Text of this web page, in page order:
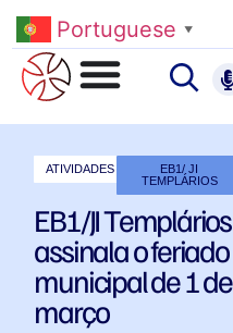
Portuguese ▼
ATIVIDADES
EB1/ JI
TEMPLÁRIOS
EB1/JI Templários
assinala o feriado
municipal de 1 de
março